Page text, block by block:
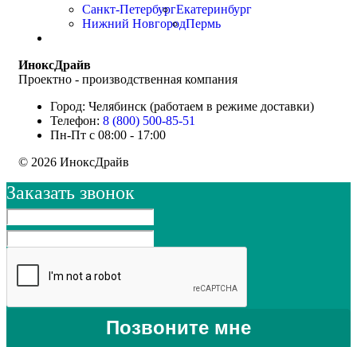
Санкт-ПетербургЕкатеринбург
Нижний НовгородПермь
ИноксДрайв
Проектно - производственная компания
Город: Челябинск (работаем в режиме доставки)
Телефон: 8 (800) 500-85-51
Пн-Пт с 08:00 - 17:00
© 2026 ИноксДрайв
Заказать звонок